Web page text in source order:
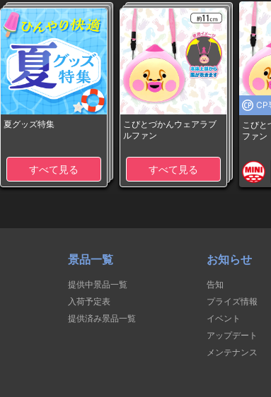
夏グッズ特集
すべて見る
こびとづかんウェアラブ
ルファン
すべて見る
CP
こびと
ファン
景品一覧
提供中景品一覧
入荷予定表
提供済み景品一覧
お知らせ
告知
プライズ情報
イベント
アップデート
メンテナンス